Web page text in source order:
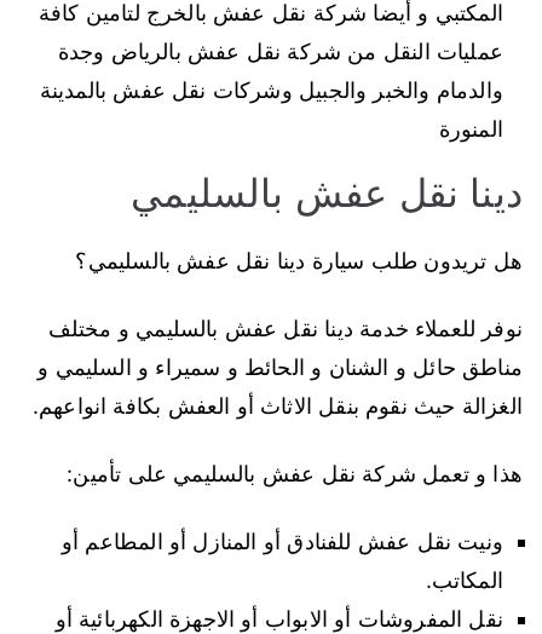
المكتبي و أيضا شركة نقل عفش بالخرج لتامين كافة
عمليات النقل من شركة نقل عفش بالرياض وجدة
والدمام والخبر والجبيل وشركات نقل عفش بالمدينة
المنورة
دينا نقل عفش بالسليمي
هل تريدون طلب سيارة دينا نقل عفش بالسليمي؟
نوفر للعملاء خدمة دينا نقل عفش بالسليمي و مختلف
مناطق حائل و الشنان و الحائط و سميراء و السليمي و
الغزالة حيث نقوم بنقل الاثاث أو العفش بكافة انواعهم.
هذا و تعمل شركة نقل عفش بالسليمي على تأمين:
ونيت نقل عفش للفنادق أو المنازل أو المطاعم أو
المكاتب.
نقل المفروشات أو الابواب أو الاجهزة الكهربائية أو